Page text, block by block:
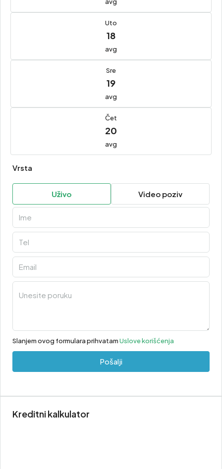
avg
Uto
18
avg
Sre
19
avg
Čet
20
avg
Vrsta
Uživo Video poziv
Slanjem ovog formulara prihvatamUslove korišćenja
Pošalji
Kreditni kalkulator